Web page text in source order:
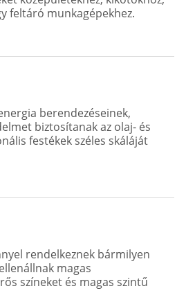
feltáró munkagépekhez.
berendezéseinek,
biztosítanak az olaj- és
festékek széles skáláját
rendelkeznek bármilyen
magas
színeket és magas szintű